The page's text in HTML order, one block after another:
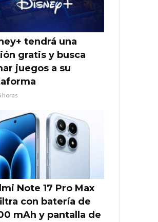
tendrá una
gratis y busca
juegos a su
horas
Note 17 Pro Max
con batería de
mAh y pantalla de